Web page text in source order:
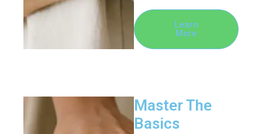
Learn
More
Master The
Basics